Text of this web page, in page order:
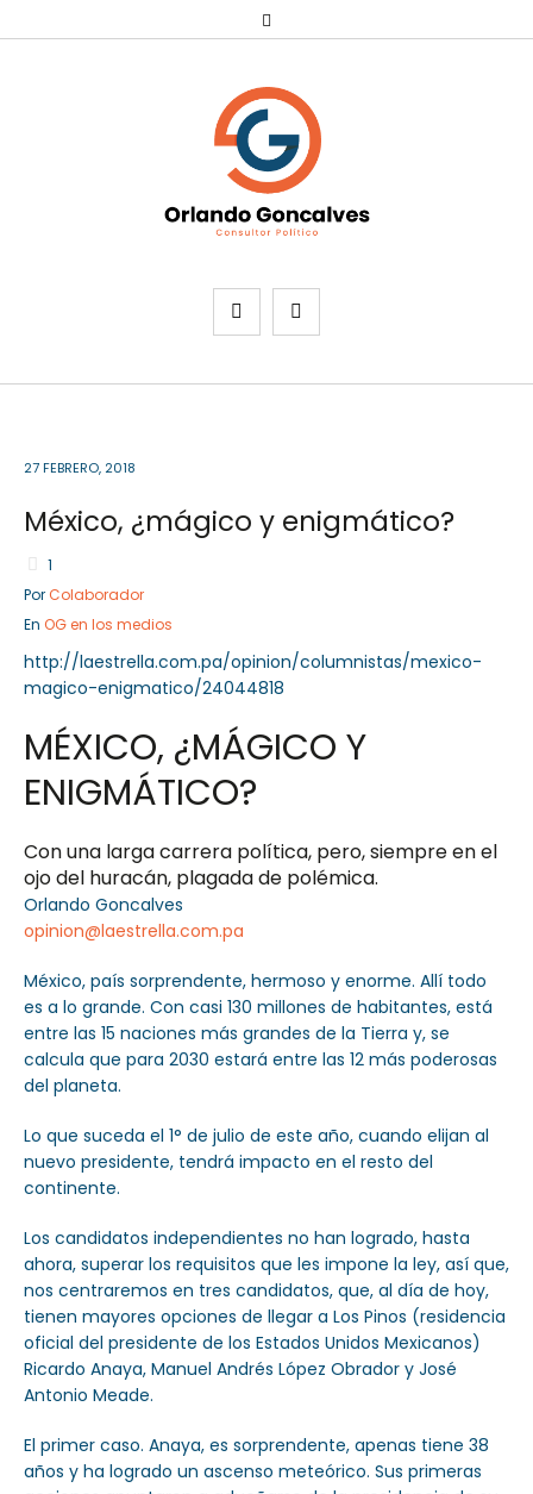
Sector Público
Servicios
Empresa Privada
27 FEBRERO, 2018
México, ¿mágico y enigmático?
1
Por Colaborador
En OG en los medios
http://laestrella.com.pa/opinion/columnistas/mexico-
magico-enigmatico/24044818
MÉXICO, ¿MÁGICO Y
ENIGMÁTICO?
Con una larga carrera política, pero, siempre en el
ojo del huracán, plagada de polémica.
Orlando Goncalves
opinion@laestrella.com.pa
México, país sorprendente, hermoso y enorme. Allí todo
es a lo grande. Con casi 130 millones de habitantes, está
entre las 15 naciones más grandes de la Tierra y, se
calcula que para 2030 estará entre las 12 más poderosas
del planeta.
Lo que suceda el 1° de julio de este año, cuando elijan al
nuevo presidente, tendrá impacto en el resto del
continente.
Los candidatos independientes no han logrado, hasta
ahora, superar los requisitos que les impone la ley, así que,
nos centraremos en tres candidatos, que, al día de hoy,
tienen mayores opciones de llegar a Los Pinos (residencia
oficial del presidente de los Estados Unidos Mexicanos)
Ricardo Anaya, Manuel Andrés López Obrador y José
Antonio Meade.
El primer caso. Anaya, es sorprendente, apenas tiene 38
años y ha logrado un ascenso meteórico. Sus primeras